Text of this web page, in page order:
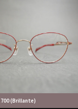
(Brillante)